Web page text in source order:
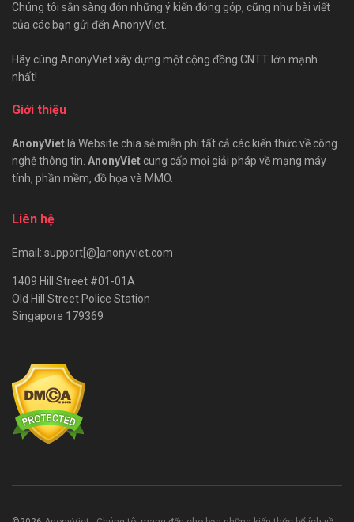
Chúng tôi sẵn sàng đón những ý kiến đóng góp, cũng như bài viết
của các bạn gửi đến AnonyViet.
Hãy cùng AnonyViet xây dựng một cộng đồng CNTT lớn mạnh
nhất!
Giới thiệu
AnonyViet là Website chia sẻ miễn phí tất cả các kiến thức về công
nghệ thông tin. AnonyViet cung cấp mọi giải pháp về mạng máy
tính, phần mềm, đồ họa và MMO.
Liên hệ
Email: support[@]anonyviet.com
1409 Hill Street #01-01A
Old Hill Street Police Station
Singapore 179369